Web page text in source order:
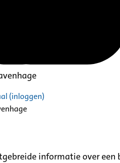
(inloggen)
informatie over een